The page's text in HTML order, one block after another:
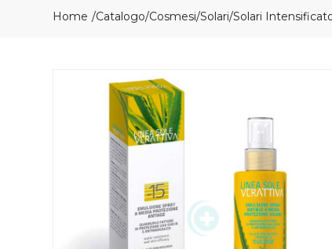
Home Catalogo/Cosmesi/Solari/Solari